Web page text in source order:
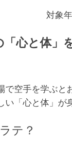
対象
心と体」
で空手を学ぶと
い「心と体」が
テ？